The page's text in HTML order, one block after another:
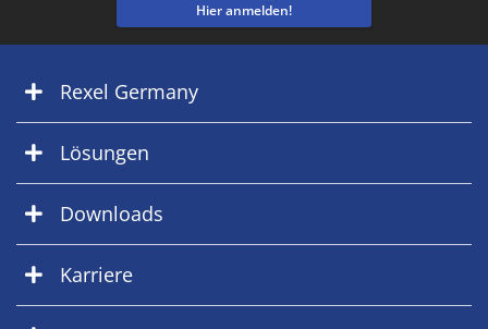
Hier anmelden!
Rexel Germany
Lösungen
Downloads
Karriere